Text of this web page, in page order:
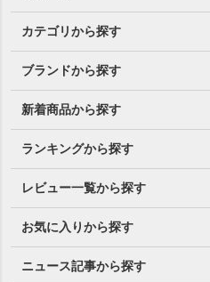
カテゴリから探す
ブランドから探す
新着商品から探す
ランキングから探す
レビュー一覧から探す
お気に入りから探す
ニュース記事から探す